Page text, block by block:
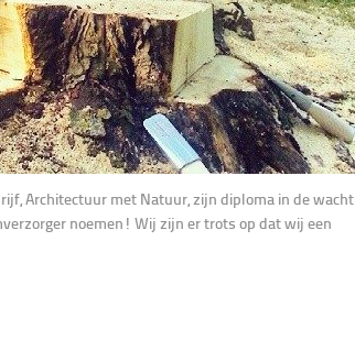
Architectuur met Natuur, zijn diploma in de wacht
noemen! Wij zijn er trots op dat wij een